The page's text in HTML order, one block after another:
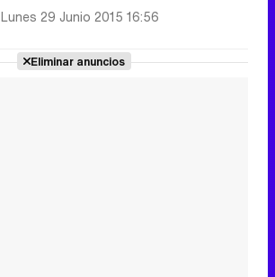
Lunes 29 Junio 2015 16:56
Eliminar anuncios